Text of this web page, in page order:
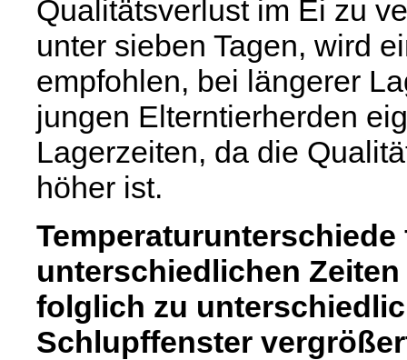
Qualitätsverlust im Ei zu
unter sieben Tagen, wird
empfohlen, bei längerer
jungen Elterntierherden
Lagerzeiten, da die
höher ist.
unterschiedlichen
folglich zu
Schlupffenster